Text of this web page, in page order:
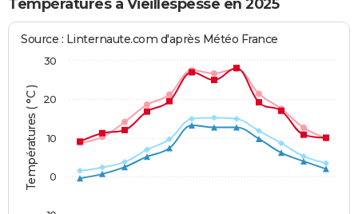
Températures à Vieillespesse en 2025
Températures ( °C )
Source : Linternaute.com d'après Météo France
0
10
20
30